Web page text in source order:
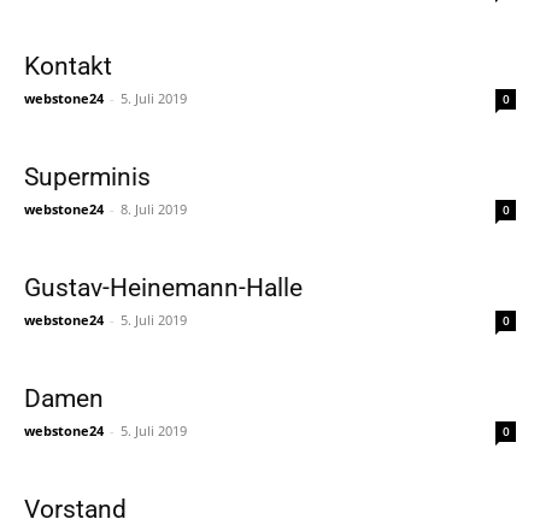
Kontakt
webstone24 - 5. Juli 2019 0
Superminis
webstone24 - 8. Juli 2019 0
Gustav-Heinemann-Halle
webstone24 - 5. Juli 2019 0
Damen
webstone24 - 5. Juli 2019 0
Vorstand